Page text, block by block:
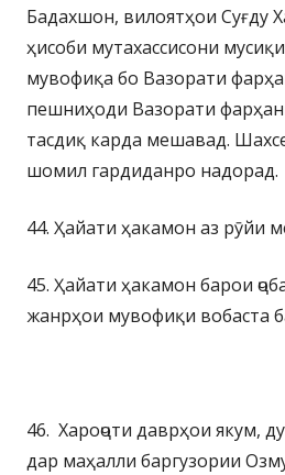
Бадахшон, вилоятҳои Суғду
ҳисоби мутахассисони
мувофиқа бо Вазорати
пешниҳоди Вазорати
тасдиқ карда мешавад.
шомил гардиданро надорад.
44. Ҳайати ҳакамон аз рӯйи
45. Ҳайати ҳакамон барои
жанрҳои мувофиқи вобаста
46. Хароҷоти даврҳои якум,
дар маҳалли баргузории